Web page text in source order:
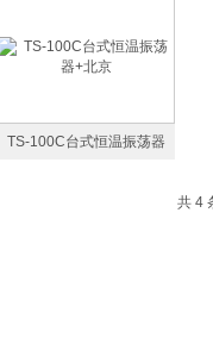
TS-100C台式恒温振荡器
共 4